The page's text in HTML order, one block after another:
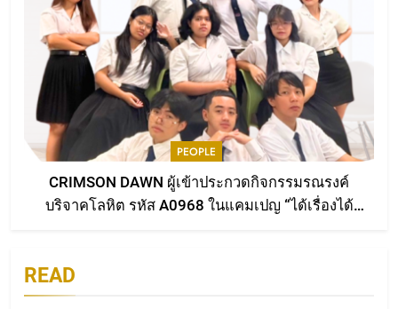
พลิกธุรกิจด้วยพลังผู้นำทางความ
คิด
READ
ตอกย้ำความเป็นมืออาชีพด้านการ
สื่อสาร คุณสุภาพรรณ เยี่ยมชัยภูมิ
คว้ารางวัลใหญ่ XMEs Award
2025 พร้อมเดินหน้าสร้างตำนาน
บทใหม่ผ่าน ‘งานเขียนเพื่อองค์กร’
AWARDS
PEOPLE
CRIMSON DAWN ผู้เข้าประกวดกิจกรรมรณรงค์
บริจาคโลหิต รหัส A0968 ในแคมเปญ “ได้เรื่องได้
READ